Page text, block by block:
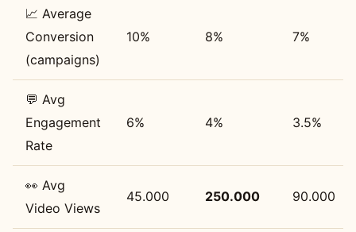
📈 Average
Conversion
(campaigns)
10% 8% 7%
💬 Avg
Engagement
Rate
6% 4% 3.5%
👀 Avg
Video Views
45.000 250.000 90.000